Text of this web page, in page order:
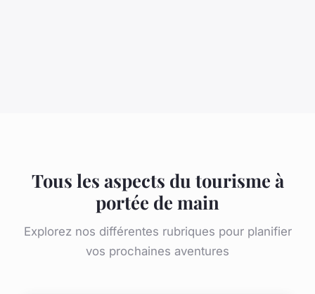
Tous les aspects du tourisme à
portée de main
Explorez nos différentes rubriques pour planifier
vos prochaines aventures